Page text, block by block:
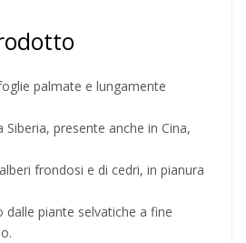
palmate e lungamente
presente anche in Cina,
frondosi e di cedri, in pianura
dalle piante selvatiche a fine